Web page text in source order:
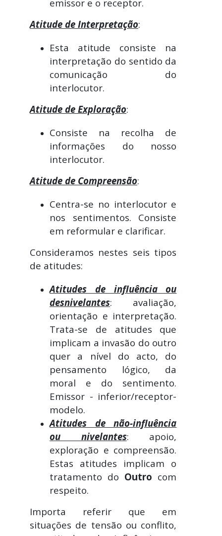
emissor e o receptor.
Atitude de Interpretação:
Esta atitude consiste na
interpretação do sentido da
comunicação do
interlocutor.
Atitude de Exploração:
Consiste na recolha de
informações do nosso
interlocutor.
Atitude de Compreensão:
Centra-se no interlocutor e
nos sentimentos. Consiste
em reformular e clarificar.
Consideramos nestes seis tipos
de atitudes:
Atitudes de influência ou
desnivelantes: avaliação,
orientação e interpretação.
Trata-se de atitudes que
implicam a invasão do outro
quer a nível do acto, do
pensamento lógico, da
moral e do sentimento.
Emissor - inferior/receptor-
modelo.
Atitudes de não-influência
ou nivelantes: apoio,
exploração e compreensão.
Estas atitudes implicam o
tratamento do Outro com
respeito.
Importa referir que em
situações de tensão ou conflito,